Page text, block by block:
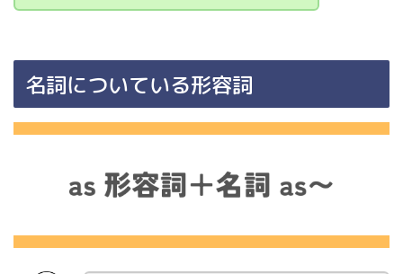
名詞についている形容詞